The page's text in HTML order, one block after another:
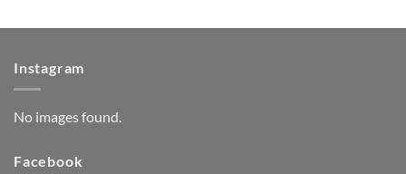
Instagram
No images found.
Facebook